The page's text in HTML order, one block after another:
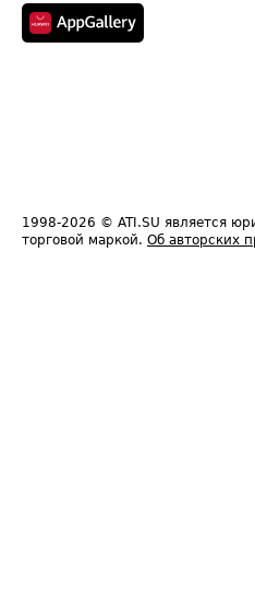
1998-2026 © ATI.SU является
торговой маркой. Об авторских